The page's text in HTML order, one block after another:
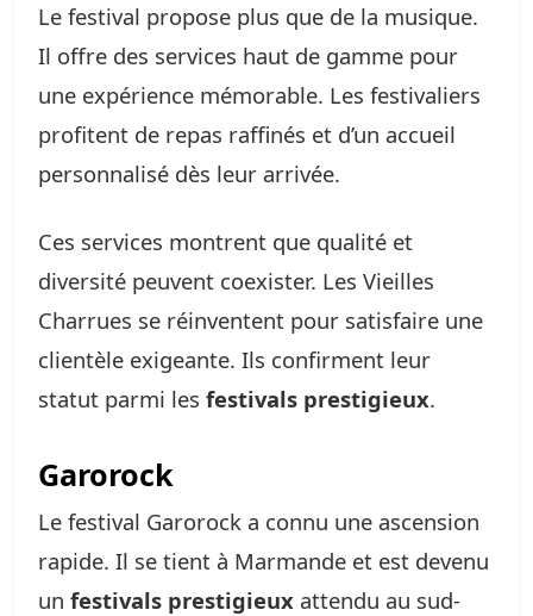
Le festival propose plus que de la musique.
Il offre des services haut de gamme pour
une expérience mémorable. Les festivaliers
profitent de repas raffinés et d’un accueil
personnalisé dès leur arrivée.
Ces services montrent que qualité et
diversité peuvent coexister. Les Vieilles
Charrues se réinventent pour satisfaire une
clientèle exigeante. Ils confirment leur
statut parmi les festivals prestigieux.
Garorock
Le festival Garorock a connu une ascension
rapide. Il se tient à Marmande et est devenu
un festivals prestigieux attendu au sud-